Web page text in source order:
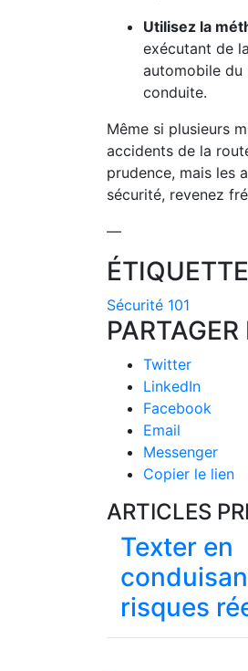
Utilisez la
exécutant de
automobile du
conduite.
Même si plusieurs
accidents de la
prudence, mais les
sécurité, revenez
—
Sécurité 101
PARTAGER
Twitter
LinkedIn
Facebook
Email
Messenger
Copier le lien
ARTICLES
Texter en
risques